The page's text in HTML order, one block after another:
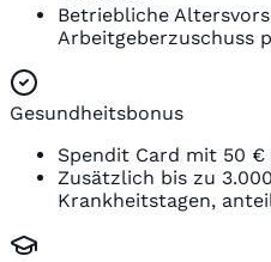
Betriebliche
Arbeitgeberzuschuss
Gesundheitsbonus
Spendit Card mit 50
Zusätzlich bis zu
Krankheitstagen,